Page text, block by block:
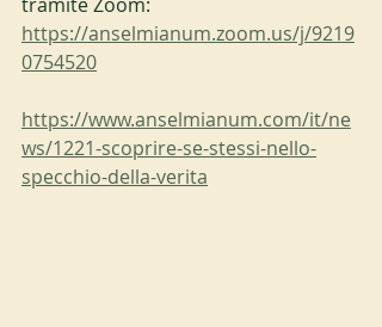
https://anselmianum.zoom.us/j/9219
0754520
https://www.anselmianum.com/it/ne
ws/1221-scoprire-se-stessi-nello-
specchio-della-verita